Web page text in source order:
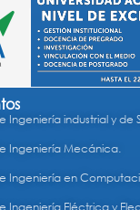
industrial y de
Ingeniería Mecánica.
Ingeniería en
Ingeniería Eléctrica y